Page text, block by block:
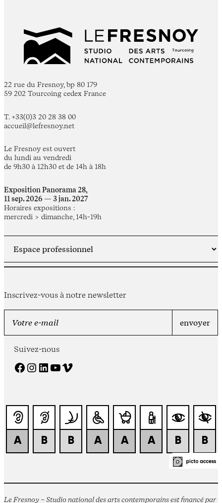
22 rue du Fresnoy, bp 80 179
59 202 Tourcoing cedex France
T. +33(0)3 20 28 38 00
accueil@lefresnoy.net
Le Fresnoy est ouvert
du lundi au vendredi
de 9h30 à 12h30 et de 14h à 18h
Exposition Panorama 28,
11 sep. 2026 — 3 jan. 2027
Horaires expositions :
mercredi > dimanche, 14h-19h
Inscrivez-vous à notre newsletter
Suivez-nous
Facebook Instagram LinkedIn YouTube Vimeo
Le Fresnoy – Studio national des arts contemporains est financé par